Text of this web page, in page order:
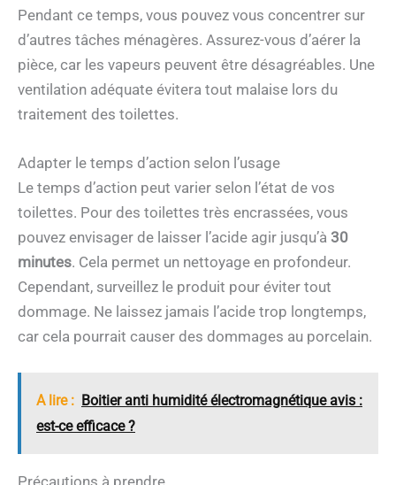
Pendant ce temps, vous pouvez vous concentrer sur
d’autres tâches ménagères. Assurez-vous d’aérer la
pièce, car les vapeurs peuvent être désagréables. Une
ventilation adéquate évitera tout malaise lors du
traitement des toilettes.
Adapter le temps d’action selon l’usage
Le temps d’action peut varier selon l’état de vos
toilettes. Pour des toilettes très encrassées, vous
pouvez envisager de laisser l’acide agir jusqu’à 30
minutes. Cela permet un nettoyage en profondeur.
Cependant, surveillez le produit pour éviter tout
dommage. Ne laissez jamais l’acide trop longtemps,
car cela pourrait causer des dommages au porcelain.
A lire : Boitier anti humidité électromagnétique avis :
est-ce efficace ?
Précautions à prendre